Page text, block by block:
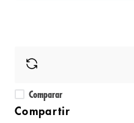
Comparar